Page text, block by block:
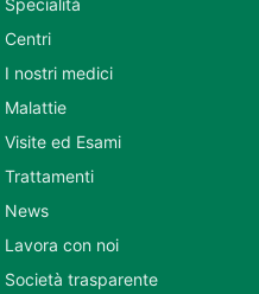
Centri
I nostri medici
Malattie
Visite ed Esami
Trattamenti
News
Lavora con noi
Società trasparente